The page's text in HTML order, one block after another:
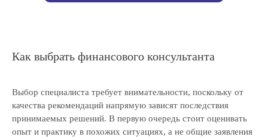
Как выбрать финансового консультанта
Выбор специалиста требует внимательности, поскольку от
качества рекомендаций напрямую зависят последствия
принимаемых решений. В первую очередь стоит оценивать
опыт и практику в похожих ситуациях, а не общие заявления